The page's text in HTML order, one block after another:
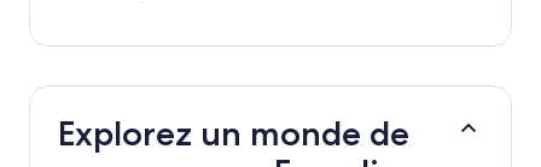
Explorez un monde de